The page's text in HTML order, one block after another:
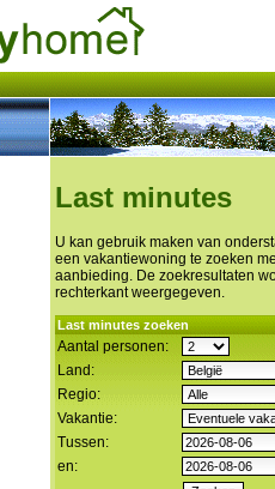
Last minutes
U kan gebruik maken van
een vakantiewoning te zoeken
aanbieding. De zoekresultaten
rechterkant weergegeven.
Last minutes zoeken
Aantal personen:
Land:
Regio:
Vakantie:
Tussen:
en: